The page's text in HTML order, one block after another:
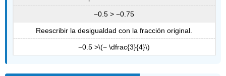
−0.5 > −0.75
Reescribir la desigualdad con la fracción original.
−0.5 >\(− \dfrac{3}{4}\)